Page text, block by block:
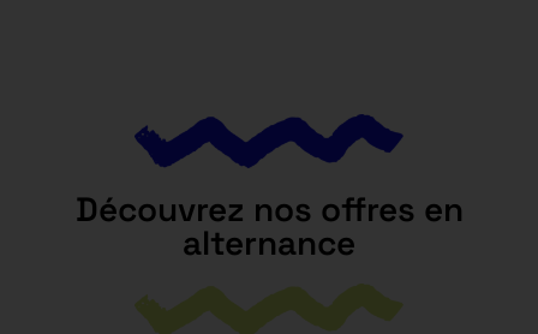
Découvrez nos offres en
alternance